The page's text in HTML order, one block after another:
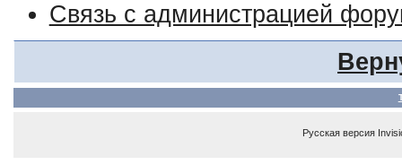
Связь с администрацией
Русская версия